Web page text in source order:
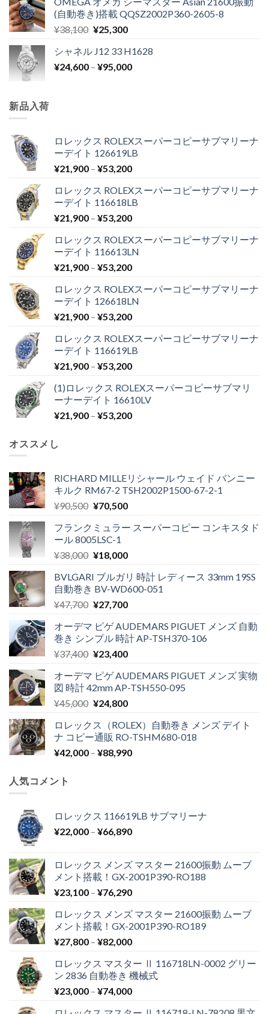
(自動巻き)搭載 QQSZ2002P360-2605-8
¥38,100 ¥25,300
シャネル J12 33 H1628
¥24,600 – ¥95,000
新品入荷
ロレックス ROLEXスーパーコピーサブマリーナ
ーデイト 126619LB
¥21,900 – ¥53,200
ロレックス ROLEXスーパーコピーサブマリーナ
ーデイト 116618LB
¥21,900 – ¥53,200
ロレックス ROLEXスーパーコピーサブマリーナ
ーデイト 116613LN
¥21,900 – ¥53,200
ロレックス ROLEXスーパーコピーサブマリーナ
ーデイト 126618LN
¥21,900 – ¥53,200
ロレックス ROLEXスーパーコピーサブマリーナ
ーデイト 116619LB
¥21,900 – ¥53,200
(1)ロレックス ROLEXスーパーコピーサブマリ
ーナーデイト 16610LV
¥21,900 – ¥53,200
オススメし
RICHARD MILLEリシャール ウェイド バンニー
キルク RM67-2 TSH2002P1500-67-2-1
¥90,500 ¥70,500
フランクミュラー スーパーコピー コンキスタド
ール 8005LSC-1
¥38,000 ¥18,000
BVLGARI ブルガリ 時計 レディース 33mm 19SS
自動巻き BV-WD600-051
¥47,700 ¥27,700
オーデマ ピゲ AUDEMARS PIGUET メンズ 自動
巻き シンプル 時計 AP-TSH370-106
¥37,400 ¥23,400
オーデマ ピゲ AUDEMARS PIGUET メンズ 実物
図 時計 42mm AP-TSH550-095
¥45,000 ¥24,800
ロレックス（ROLEX）自動巻き メンズ デイト
ナ コピー通販 RO-TSHM680-018
¥42,000 – ¥88,990
人気コメント
ロレックス 116619LB サブマリーナ
¥22,000 – ¥66,890
ロレックス メンズ マスター 21600振動 ムーブ
メント搭載！GX-2001P390-RO188
¥23,100 – ¥76,290
ロレックス メンズ マスター 21600振動 ムーブ
メント搭載！GX-2001P390-RO189
¥27,800 – ¥82,000
ロレックス マスター Ⅱ 116718LN-0002 グリー
ン 2836 自動巻き 機械式
¥23,000 – ¥74,000